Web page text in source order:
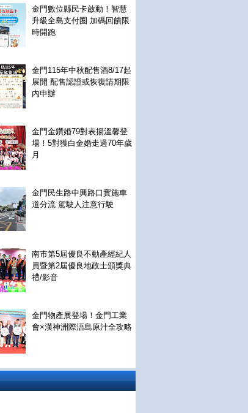
金門數位縣民卡啟動！智慧
升級全島支付圈 加碼回饋限
時開跑
金門115年中秋配售酒8/17起
展開 配售認證或恢復請期限
內申辦
金門金鑽婚79對表揚溫馨登
場！5對獲白金婚走過70年歲
月
金門民生路中興路口實施車
道分流 駕駛人注意行駛
南市第5屆優良不動產經紀人
員暨第2屆優良地政士頒獎典
禮/影音
金門物產展登場！金門工業
會×漢神洲際浯島原汁全攻略